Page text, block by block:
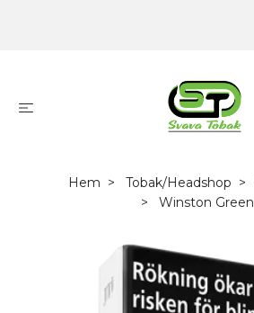
Hem Tobak/Headshop
Winston Green